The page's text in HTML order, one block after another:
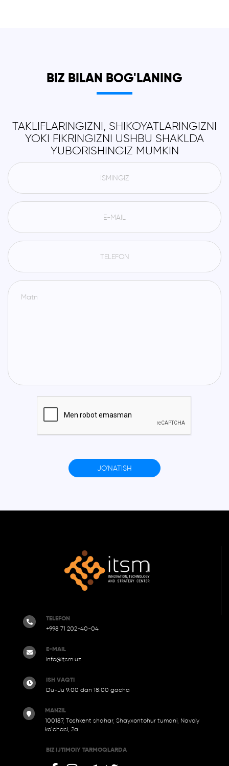
BIZ BILAN BOG'LANING
TAKLIFLARINGIZNI, SHIKOYATLARINGIZNI
YOKI FIKRINGIZNI USHBU SHAKLDA
YUBORISHINGIZ MUMKIN
JO'NATISH
TELEFON
+998 71 202-40-04
E-MAIL
info@itsm.uz
ISH VAQTI
Du-Ju 9:00 dan 18:00 gacha
MANZIL
100187, Tоshkent shahar, Shayxontohur tumani, Navoiy
ko‘chasi, 2a
BIZ IJTIMOIY TARMOQLARDA